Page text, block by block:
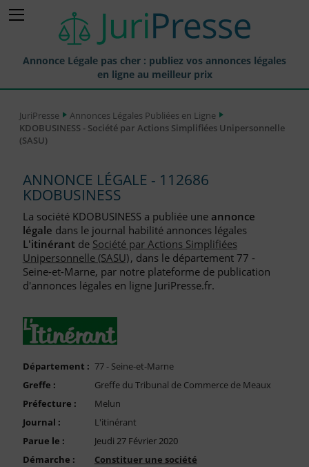
Annonce Légale pas cher : publiez vos annonces légales
en ligne au meilleur prix
Annonces Légales Publiées
Journaux Habilités (JAL) Annonces Légales
Liste des Greffes
Liste des CCI
Le Blog pour les Entreprises
Nous Contacter
Compte PRO
JuriPresse
Annonces Légales Publiées en Ligne
KDOBUSINESS - Société par Actions Simplifiées Unipersonnelle
(SASU)
ANNONCE LÉGALE - 112686
KDOBUSINESS
La société KDOBUSINESS a publiée une annonce
légale dans le journal habilité annonces légales
L'itinérantde Société par Actions Simplifiées
Unipersonnelle (SASU), dans le département 77 -
Seine-et-Marne, par notre plateforme de publication
d'annonces légales en ligne JuriPresse.fr.
Département : 77 - Seine-et-Marne
Greffe :
Greffe du Tribunal de Commerce de Meaux
Préfecture :
Melun
Journal :
L'itinérant
Parue le :
Jeudi 27 Février 2020
Démarche :
Constituer une société